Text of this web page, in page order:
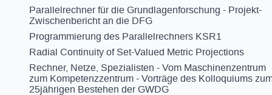
Parallelrechner für die Grundlagenforschung - Projekt-
Zwischenbericht an die DFG
Programmierung des Parallelrechners KSR1
Radial Continuity of Set-Valued Metric Projections
Rechner, Netze, Spezialisten - Vom Maschinenzentrum
zum Kompetenzzentrum - Vorträge des Kolloquiums
25jährigen Bestehen der GWDG